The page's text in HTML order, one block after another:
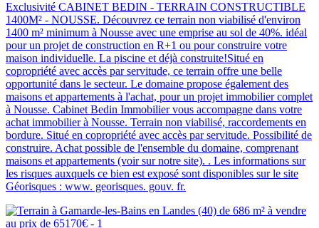
Exclusivité CABINET BEDIN - TERRAIN CONSTRUCTIBLE
1400M² - NOUSSE. Découvrez ce terrain non viabilisé d'environ
1400 m² minimum à Nousse avec une emprise au sol de 40%. idéal
pour un projet de construction en R+1 ou pour construire votre
maison individuelle. La piscine et déjà construite!Situé en
copropriété avec accès par servitude, ce terrain offre une belle
opportunité dans le secteur. Le domaine propose également des
maisons et appartements à l'achat, pour un projet immobilier complet
à Nousse. Cabinet Bedin Immobilier vous accompagne dans votre
achat immobilier à Nousse. Terrain non viabilisé, raccordements en
bordure. Situé en copropriété avec accès par servitude. Possibilité de
construire. Achat possible de l'ensemble du domaine, comprenant
maisons et appartements (voir sur notre site). . Les informations sur
les risques auxquels ce bien est exposé sont disponibles sur le site
Géorisques : www. georisques. gouv. fr.